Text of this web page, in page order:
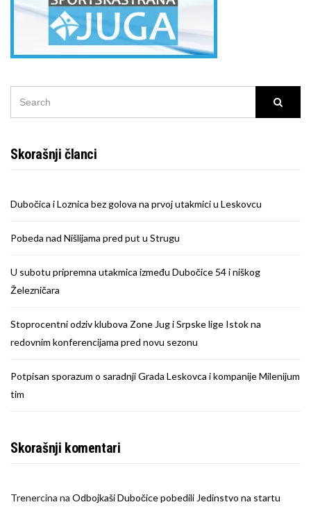
Skorašnji članci
Dubočica i Loznica bez golova na prvoj utakmici u Leskovcu
Pobeda nad Nišlijama pred put u Strugu
U subotu pripremna utakmica između Dubočice 54 i niškog
Železničara
Stoprocentni odziv klubova Zone Jug i Srpske lige Istok na
redovnim konferencijama pred novu sezonu
Potpisan sporazum o saradnji Grada Leskovca i kompanije Milenijum
tim
Skorašnji komentari
Trenercina na Odbojkaši Dubočice pobedili Jedinstvo na startu